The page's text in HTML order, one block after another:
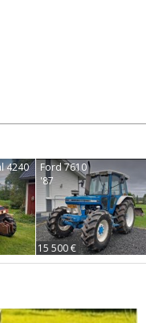
4240
Ford 7610
'87
15 500 €